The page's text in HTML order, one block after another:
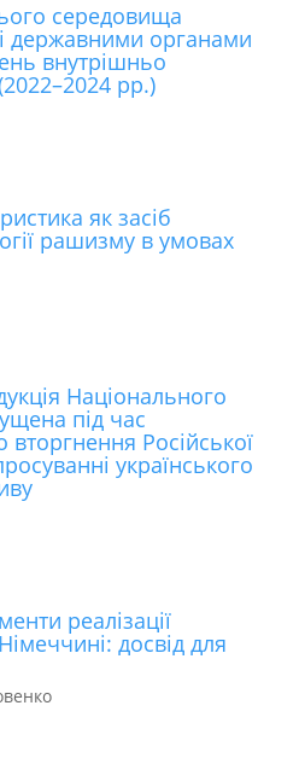
середовища
державними органами
внутрішньо
рр.)
як засіб
рашизму в умовах
Національного
під час
Російської
українського
реалізації
досвід для